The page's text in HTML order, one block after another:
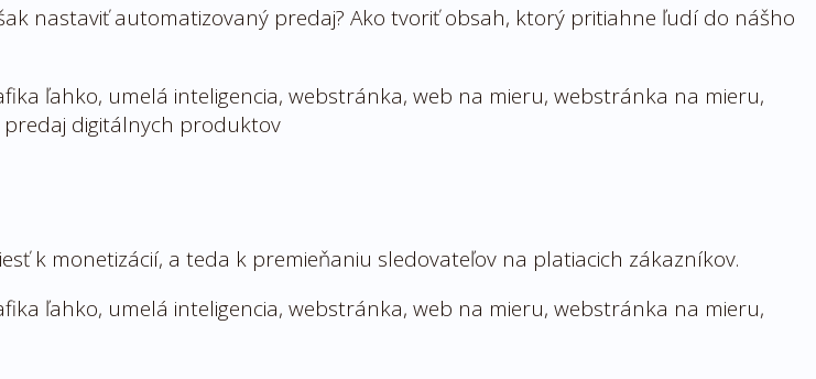
nastaviť automatizovaný predaj? Ako tvoriť obsah, ktorý pritiahne ľudí do nášho
k monetizácií, a teda k premieňaniu sledovateľov na platiacich zákazníkov.